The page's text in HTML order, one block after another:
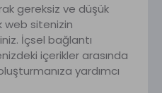
gereksiz ve düşük
web sitenizin
İçsel bağlantı
içerikler arasında
yardımcı